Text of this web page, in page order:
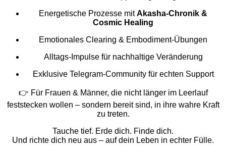
Energetische Prozesse mitAkasha-Chronik &
Cosmic Healing
Emotionales Clearing & Embodiment-Übungen
Alltags-Impulse für nachhaltige Veränderung
Exklusive Telegram-Community für echten Support
👉 Für Frauen & Männer, die nicht länger im Leerlauf
feststecken wollen – sondern bereit sind, in ihre wahre Kraft
zu treten.
Tauche tief. Erde dich. Finde dich.
Und richte dich neu aus – auf dein Leben in echter Fülle.